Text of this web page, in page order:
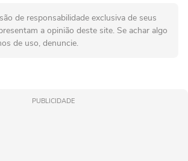
de responsabilidade exclusiva de seus
a opinião deste site. Se achar algo
de uso, denuncie.
PUBLICIDADE